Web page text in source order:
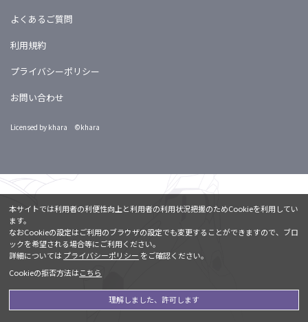
よくあるご質問
利用規約
プライバシーポリシー
お問い合わせ
Licensed by khara ©khara
本サイトでは利用者の利便性向上と利用者の利用状況把握のためCookieを利用してい
ます。
なおCookieの設定はご利用のブラウザの設定でも変更することができますので、ブロ
ックを希望される場合等にご利用ください。
詳細については プライバシーポリシー をご確認ください。
Cookieの拒否方法はこちら
理解しました、許可します